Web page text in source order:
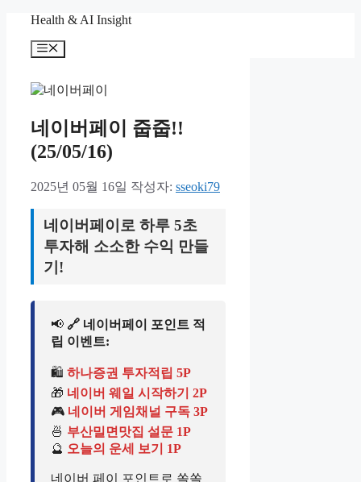
Health & AI Insight
메
네이버페이 줍줍!!
(25/05/16)
2025년 05월 16일 작성자: sseoki79
네이버페이로 하루 5초
투자해 소소한 수익 만들
기!
📢 🔗 네이버페이 포인트 적
립 이벤트:
🛍️ 하나증권 투자적립 5P
🎁 네이버 웨일 시작하기 2P
🎮 네이버 게임채널 구독 3P
🍜 부산밀면맛집 설문 1P
🔮 오늘의 운세 보기 1P
네이버 페이 포인트로 쏠쏠